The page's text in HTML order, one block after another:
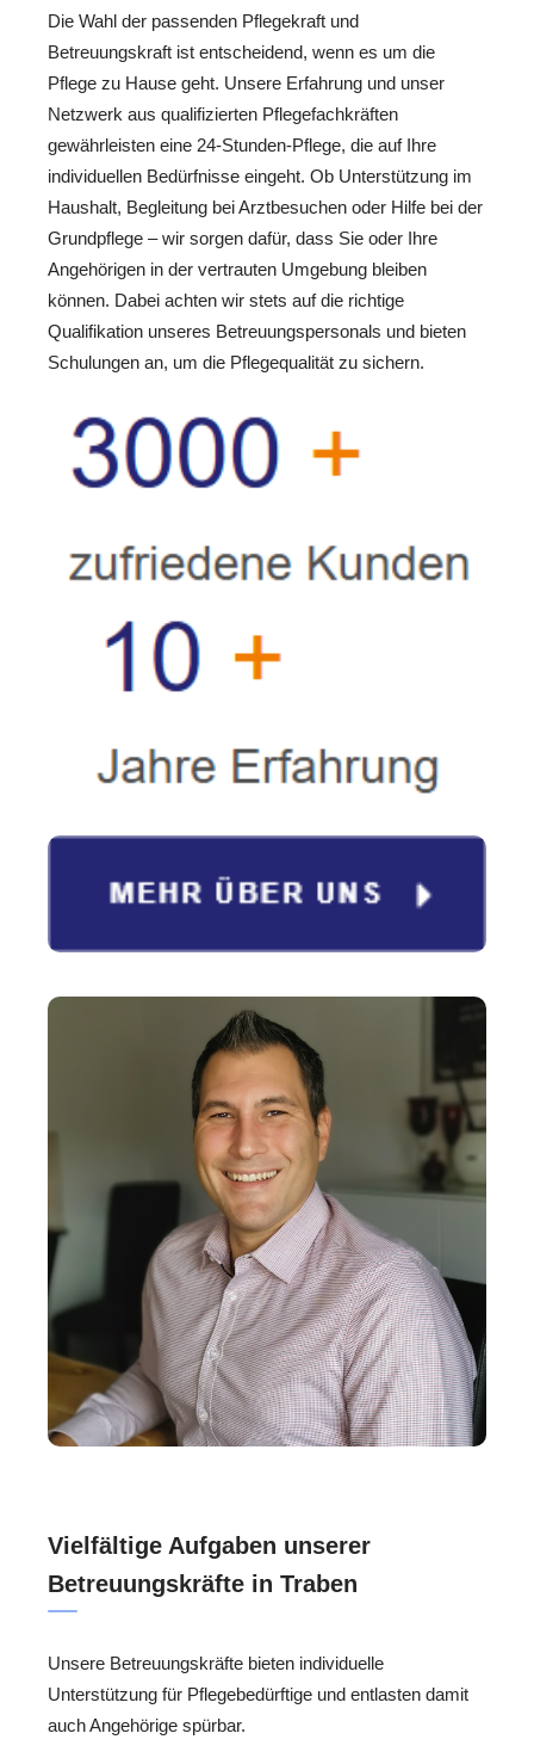
Die Wahl der passenden Pflegekraft und
Betreuungskraft ist entscheidend, wenn es um die
Pflege zu Hause geht. Unsere Erfahrung und unser
Netzwerk aus qualifizierten Pflegefachkräften
gewährleisten eine 24-Stunden-Pflege, die auf Ihre
individuellen Bedürfnisse eingeht. Ob Unterstützung im
Haushalt, Begleitung bei Arztbesuchen oder Hilfe bei der
Grundpflege – wir sorgen dafür, dass Sie oder Ihre
Angehörigen in der vertrauten Umgebung bleiben
können. Dabei achten wir stets auf die richtige
Qualifikation unseres Betreuungspersonals und bieten
Schulungen an, um die Pflegequalität zu sichern.
Vielfältige Aufgaben unserer
Betreuungskräfte in Traben
Unsere Betreuungskräfte bieten individuelle
Unterstützung für Pflegebedürftige und entlasten damit
auch Angehörige spürbar.